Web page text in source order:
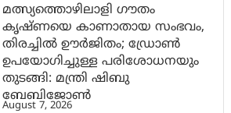
മത്സ്യത്തൊഴിലാളി ഗൗതം
കൃഷ്ണയെ കാണാതായ സംഭവം,
തിരച്ചിൽ ഊർജിതം; ഡ്രോണ്‍
ഉപയോഗിച്ചുള്ള പരിശോധനയും
തുടങ്ങി: മന്ത്രി ഷിബു
ബേബിജോണ്‍
August 7, 2026